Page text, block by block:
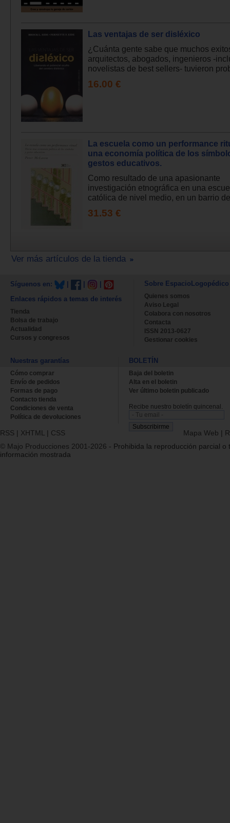
Las ventajas de ser disléxico
¿Cuánta gente sabe que muchos
arquitectos, abogados, ingenieros -
novelistas de best sellers- tuvieron
16.00 €
La escuela como un performance
una economía política de los
gestos educativos.
Como resultado de una apasionante
investigación etnográfica en una
católica de nivel medio, en un barrio
31.53 €
Ver más artículos de la tienda
Síguenos en:
Enlaces rápidos a temas de interés
Tienda
Bolsa de trabajo
Actualidad
Cursos y congresos
Sobre EspacioLogopédico
Quienes somos
Aviso Legal
Colabora con nosotros
Contacta
ISSN 2013-0627
Gestionar cookies
Nuestras garantías
Cómo comprar
Envío de pedidos
Formas de pago
Contacto tienda
Condiciones de venta
Política de devoluciones
BOLETÍN
Baja del boletin
Alta en el boletin
Ver último boletin publicado
Recibe nuestro boletín quincenal.
RSS | XHTML | CSS Mapa Web |
© Majo Producciones 2001-2026 - Prohibida la reproducción parcial o
información mostrada